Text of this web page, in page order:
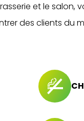
et le salon,
des clients du